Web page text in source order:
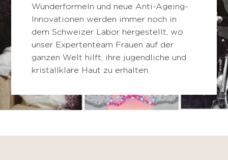
Wunderformeln und neue Anti-Ageing-
Innovationen werden immer noch in
dem Schweizer Labor hergestellt, wo
unser Expertenteam Frauen auf der
ganzen Welt hilft, ihre jugendliche und
kristallklare Haut zu erhalten.